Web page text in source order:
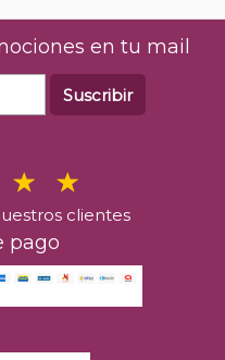
en tu mail
Suscribir
clientes
pago